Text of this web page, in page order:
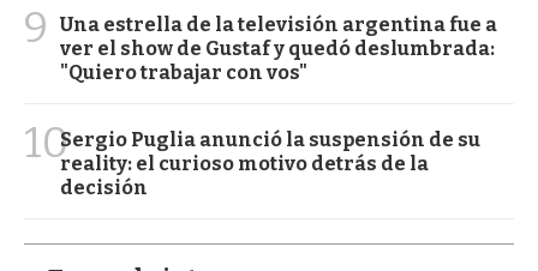
9
Una estrella de la televisión argentina fue a
ver el show de Gustaf y quedó deslumbrada:
"Quiero trabajar con vos"
10Sergio Puglia anunció la suspensión de su
reality: el curioso motivo detrás de la
decisión